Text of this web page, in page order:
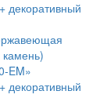
декоративный
камень)
EM»
декоративный